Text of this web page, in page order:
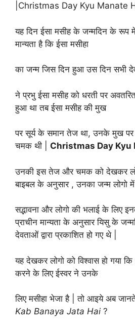
|Christmas Day Kyu Manate
यह दिन ईसा मसीह के जन्मदिन के रूप में
मान्यता है कि ईसा मसीहा
का जन्म जिस दिन हुआ उस दिन सभी
ने प्रभु ईसा मसीह को धरती पर
हुआ था तब ईसा मसीह की मुख
पर सूर्य के समान तेज था, उनके मुख पर
चमक थी | Christmas Day Kyu
उनकी इस तेज और चमक को देखकर
बाइबल के अनुसार , उनका जन्म लोगो में
सद्भावना और लोगो की भलाई के लिए
प्राचीन मान्यता के अनुसार यिसु के
देवताओं द्वारा प्रकाशित हो गए थे |
यह देखकर लोगो को विश्वास हो गया
करने के लिए ईस्वर ने उनके
लिए मसीहा भेजा है | तो आइये अब
Kab Banaya Jata Hai ?